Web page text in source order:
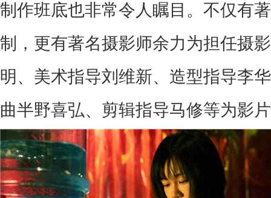
制作班底也非常令人 瞩目。 不仅有
制，更有著名摄影师余力为担任摄
明、美术指导刘维新、造型指导李
曲半野喜弘、剪辑指导马修等为影